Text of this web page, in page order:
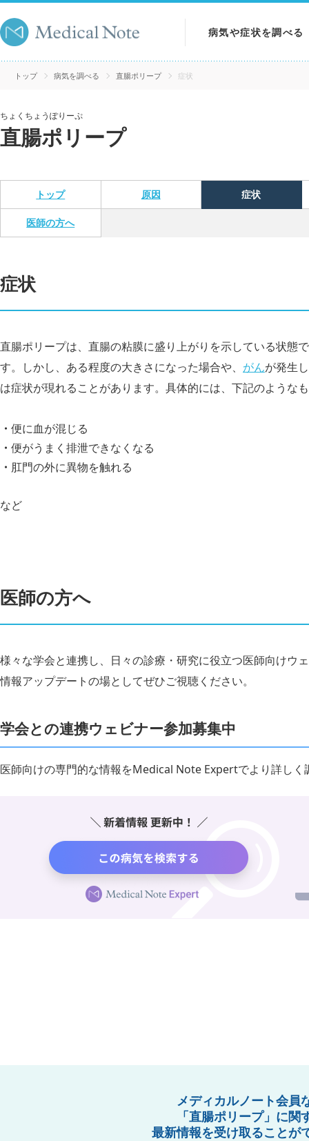
病気や症状を調べる
病気を調べる
トップ 病気を調べる 直腸ポリープ 症状
ちょくちょうぽりーぷ
直腸ポリープ
トップ 原因 症状
医師の方へ
症状
直腸ポリープは、直腸の粘膜に盛り上がりを示している状態
す。しかし、ある程度の大きさになった場合や、 がんが発生
は症状が現れることがあります。具体的には、下記のような
便に血が混じる
便がうまく排泄できなくなる
肛門の外に異物を触れる
など
医師の方へ
様々な学会と連携し、日々の診療・研究に役立つ医師向けウ
情報アップデートの場としてぜひご視聴ください。
学会との連携ウェビナー参加募集中
医師向けの専門的な情報をMedical Note Expertでより詳しく
メディカルノート会員
「直腸ポリープ」に関
最新情報を受け取ることが